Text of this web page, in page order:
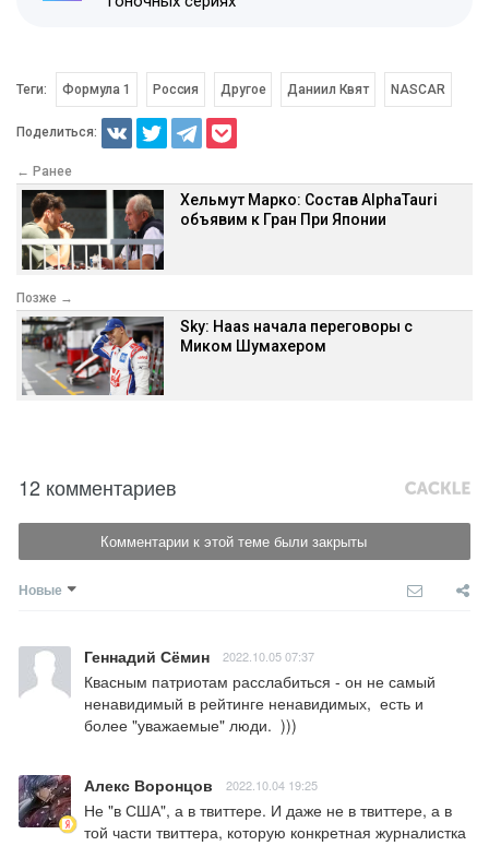
Теги: Формула 1 Россия Другое Даниил Квят NASCAR
Поделиться:
← Ранее
Хельмут Марко: Состав AlphaTauri
объявим к Гран При Японии
Позже →
Sky: Haas начала переговоры с
Миком Шумахером
12 комментариев
Комментарии к этой теме были закрыты
Новые
Геннадий Сёмин 2022.10.05 07:37
Квасным патриотам расслабиться - он не самый
ненавидимый в рейтинге ненавидимых,  есть и
более "уважаемые" люди.  )))
Алекс Воронцов 2022.10.04 19:25
Не "в США", а в твиттере. И даже не в твиттере, а в
той части твиттера, которую конкретная журналистка